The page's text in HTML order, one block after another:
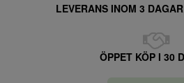
LEVERANS INOM 3
ÖPPET KÖP I 30